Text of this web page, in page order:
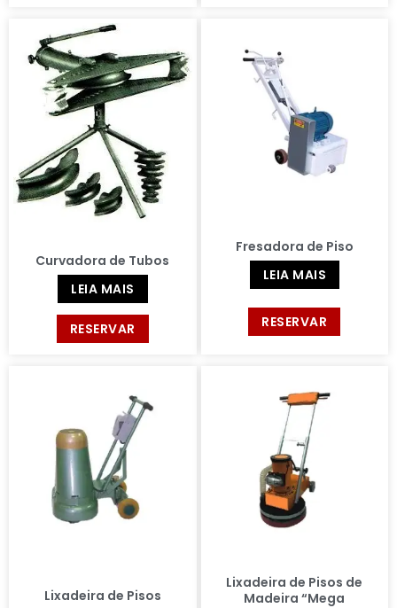
Curvadora de Tubos
LEIA MAIS
RESERVAR
Fresadora de Piso
LEIA MAIS
RESERVAR
Lixadeira de Pisos
Lixadeira de Pisos de
Madeira “Mega